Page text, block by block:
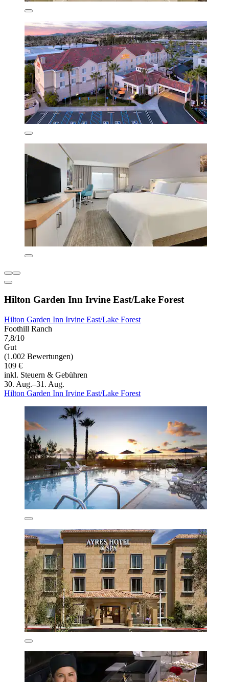
Hilton Garden Inn Irvine East/Lake Forest
Hilton Garden Inn Irvine East/Lake Forest
Foothill Ranch
7,8/10
Gut
(1.002 Bewertungen)
109 €
inkl. Steuern & Gebühren
30. Aug.–31. Aug.
Hilton Garden Inn Irvine East/Lake Forest